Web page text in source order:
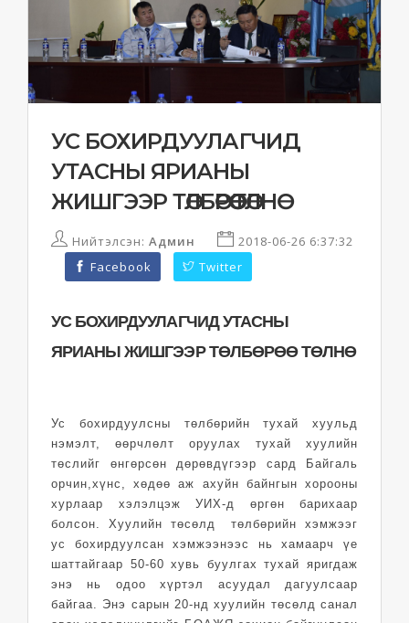
УС БОХИРДУУЛАГЧИД
УТАСНЫ ЯРИАНЫ
ЖИШГЭЭР ТӨЛБӨРӨӨ ТӨЛНӨ
Нийтэлсэн: Админ
2018-06-26 6:37:32
Facebook
Twitter
УС БОХИРДУУЛАГЧИД УТАСНЫ
ЯРИАНЫ ЖИШГЭЭР ТӨЛБӨРӨӨ ТӨЛНӨ
Ус бохирдуулсны төлбөрийн тухай хуульд
нэмэлт, өөрчлөлт оруулах тухай хуулийн
төслийг өнгөрсөн дөрөвдүгээр сард Байгаль
орчин,хүнс, хөдөө аж ахуйн байнгын хорооны
хурлаар хэлэлцэж УИХ-д өргөн барихаар
болсон. Хуулийн төсөлд төлбөрийн хэмжээг
ус бохирдуулсан хэмжээнээс нь хамаарч үе
шаттайгаар 50-60 хувь буулгах тухай яригдаж
энэ нь одоо хүртэл асуудал дагуулсаар
байгаа. Энэ сарын 20-нд хуулийн төсөлд санал